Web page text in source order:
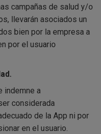
campañas de salud y/o
llevarán asociados un
bien por la empresa a
por el usuario
indemne a
considerada
de la App ni por
en el usuario.